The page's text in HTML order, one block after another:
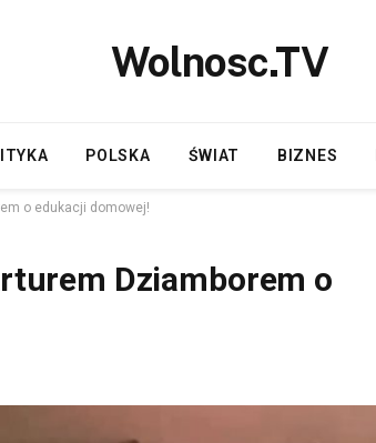
Wolnosc.TV
POLSKA ŚWIAT BIZNES
o edukacji domowej!
Dziamborem o